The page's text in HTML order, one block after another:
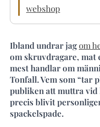
webshop
Ibland undrar jagom
om skruvdragare,
mest handlar om
Tonfall. Vem som “tar
publiken att muttra vid
precis blivit
spackelspade.